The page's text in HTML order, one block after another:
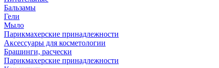
Бальзамы
Гели
Мыло
Парикмахерские принадлежности
Аксессуары для косметологии
Брашинги, расчески
Парикмахерские принадлежности